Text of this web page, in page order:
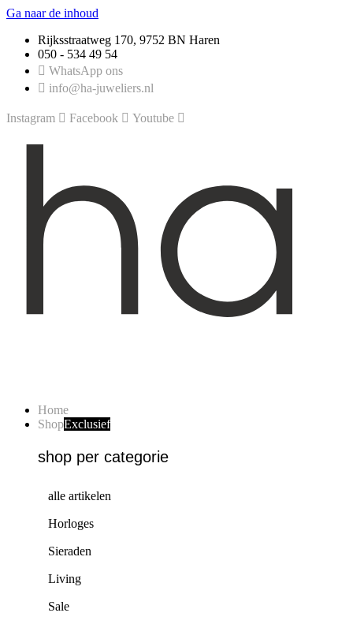
Ga naar de inhoud
Rijksstraatweg 170, 9752 BN Haren
050 - 534 49 54
WhatsApp ons
info@ha-juweliers.nl
Instagram Facebook Youtube
Home
ShopExclusief
shop per categorie
alle artikelen
Horloges
Sieraden
Living
Sale